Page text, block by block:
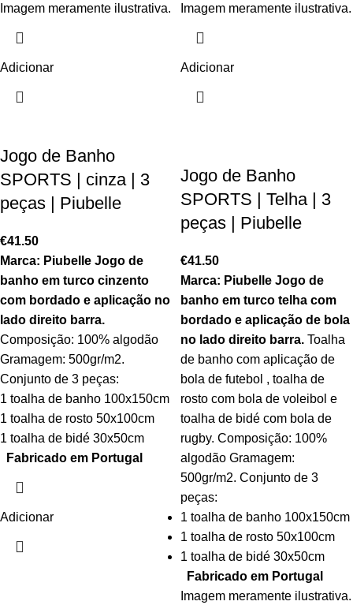
Imagem meramente ilustrativa.
Adicionar
Imagem meramente ilustrativa.
Adicionar
Jogo de Banho
SPORTS | cinza | 3
peças | Piubelle
€41.50
Marca: Piubelle Jogo de
banho em turco cinzento
com bordado e aplicação no
lado direito barra.
Composição: 100% algodão
Gramagem: 500gr/m2.
Conjunto de 3 peças:
1 toalha de banho 100x150cm
1 toalha de rosto 50x100cm
1 toalha de bidé 30x50cm
Fabricado em Portugal
Adicionar
Jogo de Banho
SPORTS | Telha | 3
peças | Piubelle
€41.50
Marca: Piubelle Jogo de
banho em turco telha com
bordado e aplicação de bola
no lado direito barra. Toalha
de banho com aplicação de
bola de futebol , toalha de
rosto com bola de voleibol e
toalha de bidé com bola de
rugby. Composição: 100%
algodão Gramagem:
500gr/m2. Conjunto de 3
peças:
1 toalha de banho 100x150cm
1 toalha de rosto 50x100cm
1 toalha de bidé 30x50cm
Fabricado em Portugal
Imagem meramente ilustrativa.